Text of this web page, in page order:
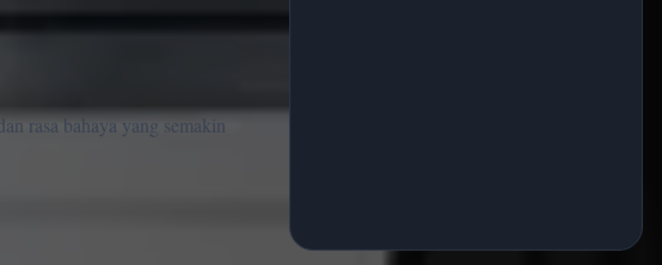
rasa bahaya yang semakin